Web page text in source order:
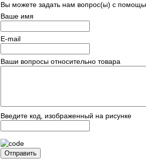
Вы можете задать нам вопрос(ы) с
Ваше имя
E-mail
Ваши вопросы относительно товара
Введите код, изображенный на рисунке
Отправить